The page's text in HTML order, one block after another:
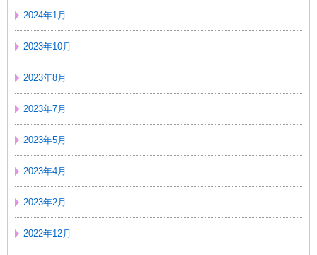
2024年1月
2023年10月
2023年8月
2023年7月
2023年5月
2023年4月
2023年2月
2022年12月